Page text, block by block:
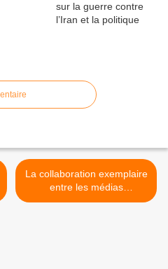
La collaboration exemplaire
entre les médias
vietnamiens et cubains